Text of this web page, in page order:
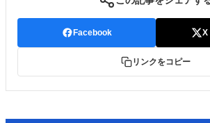
Facebook X
リンクをコピー